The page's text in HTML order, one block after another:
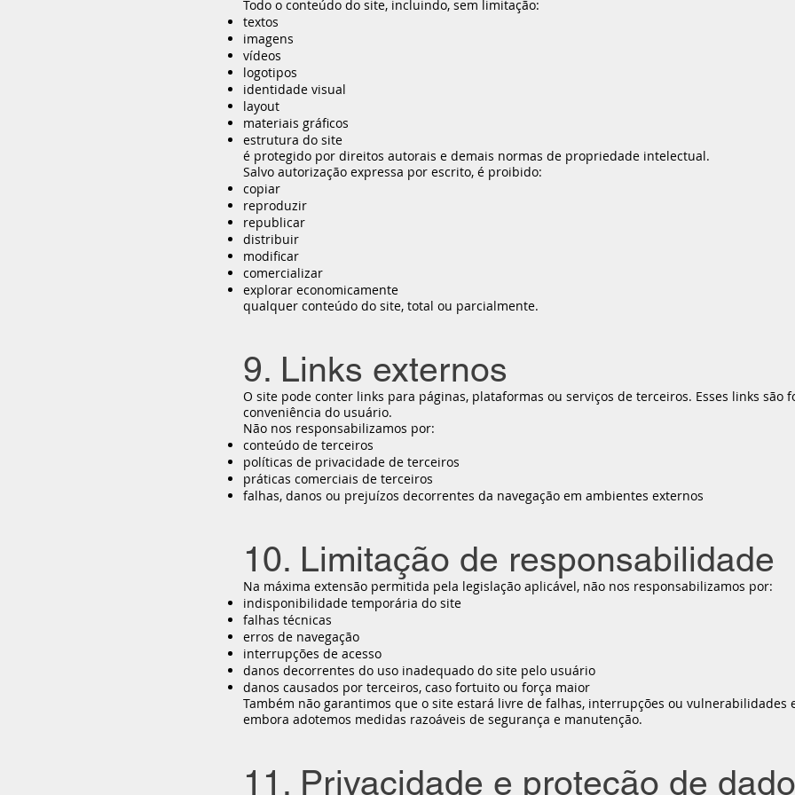
Todo o conteúdo do site, incluindo, sem limitação:
textos
imagens
vídeos
logotipos
identidade visual
layout
materiais gráficos
estrutura do site
é protegido por direitos autorais e demais normas de propriedade intelectual.
Salvo autorização expressa por escrito, é proibido:
copiar
reproduzir
republicar
distribuir
modificar
comercializar
explorar economicamente
qualquer conteúdo do site, total ou parcialmente.
9. Links externos
O site pode conter links para páginas, plataformas ou serviços de terceiros. Esses links são
conveniência do usuário.
Não nos responsabilizamos por:
conteúdo de terceiros
políticas de privacidade de terceiros
práticas comerciais de terceiros
falhas, danos ou prejuízos decorrentes da navegação em ambientes externos
10. Limitação de responsabilidade
Na máxima extensão permitida pela legislação aplicável, não nos responsabilizamos por:
indisponibilidade temporária do site
falhas técnicas
erros de navegação
interrupções de acesso
danos decorrentes do uso inadequado do site pelo usuário
danos causados por terceiros, caso fortuito ou força maior
Também não garantimos que o site estará livre de falhas, interrupções ou vulnerabilidades
embora adotemos medidas razoáveis de segurança e manutenção.
11. Privacidade e proteção de